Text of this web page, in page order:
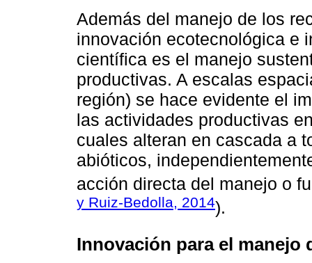
Además del manejo de los
innovación ecotecnológica e
científica es el manejo
productivas. A escalas
región) se hace evidente el
las actividades productivas
cuales alteran en cascada a
abióticos,
acción directa del manejo o
y Ruiz-Bedolla, 2014).
Innovación para el manejo